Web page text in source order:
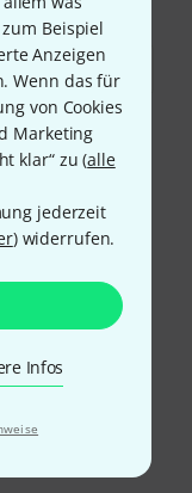
Beispiel
Anzeigen
Wenn das für
von Cookies
Marketing
klar“ zu (alle
jederzeit
) widerrufen.
Infos
Nachnahme,
bezahlen